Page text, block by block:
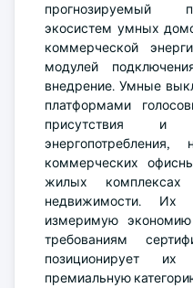
прогнозируемый
экосистем умных
коммерческой
модулей
внедрение. Умные
платформами
присутствия и
коммерческих
жилых комплексах
недвижимости. Их
измеримую экономию
требованиям
позиционирует их
премиальную